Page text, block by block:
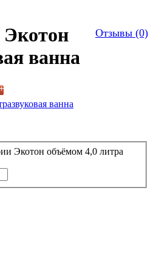
Отзывы (0)
ванна
Экотон объёмом 4,0 литра